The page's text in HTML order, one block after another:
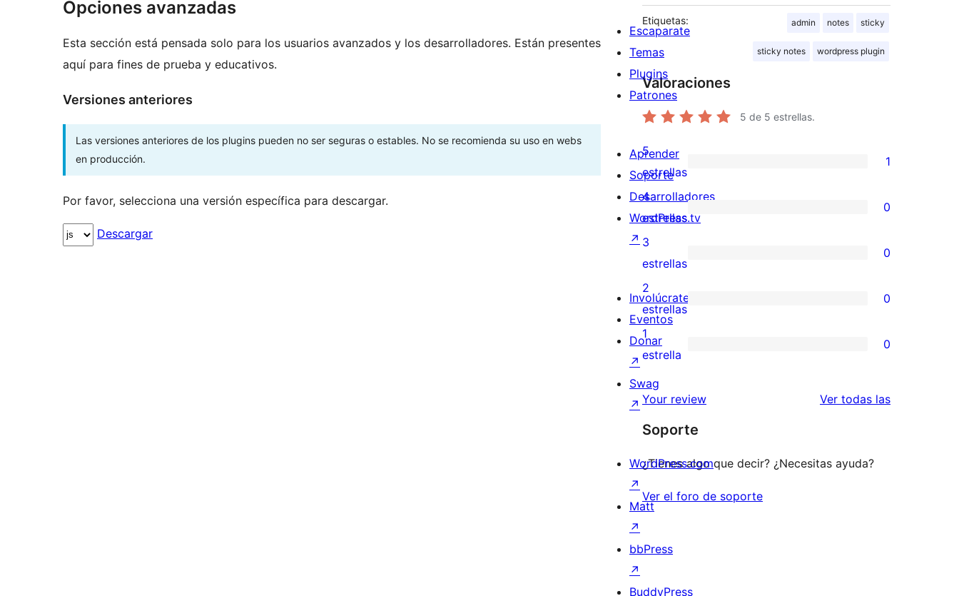
Opciones avanzadas
Esta sección está pensada solo para los usuarios avanzados y los desarrolladores. Están presentes
aquí para fines de prueba y educativos.
Versiones anteriores
Las versiones anteriores de los plugins pueden no ser seguras o estables. No se recomienda su uso en webs
en producción.
Por favor, selecciona una versión específica para descargar.
Descargar
Etiquetas: admin notes sticky
sticky notes wordpress plugin
Valoraciones
5 de 5 estrellas.
1
valoración
de
5
estrellas
5
estrellas
1
0
valoraciones
de
4
estrellas
4
estrellas
0
0
valoraciones
de
3
estrellas
3
estrellas
0
0
valoraciones
de
estrellas
2
estrellas
0
0
de
estrellas
1
estrella
0
Your review Ver todas lasvaloraciones
Soporte
¿Tienes algo que decir? ¿Necesitas ayuda?
Ver el foro de soporte
Escaparate
Temas
Plugins
Patrones
Aprender
Soporte
Desarrolladores
WordPress.tv
↗
Involúcrate
Eventos
Donar
↗
Swag
↗
WordPress.com
↗
Matt
↗
bbPress
↗
BuddyPress